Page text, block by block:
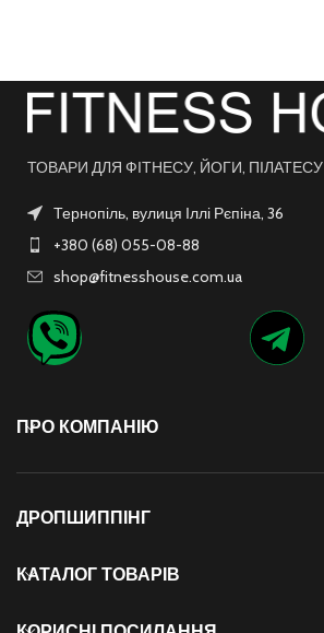
ТОВАРИ ДЛЯ ФІТНЕСУ, ЙОГИ, ПІЛАТЕСУ
Тернопіль, вулиця Іллі Рєпіна, 36
+380 (68) 055-08-88
shop@fitnesshouse.com.ua
ПРО КОМПАНІЮ
ДРОПШИППІНГ
КАТАЛОГ ТОВАРІВ